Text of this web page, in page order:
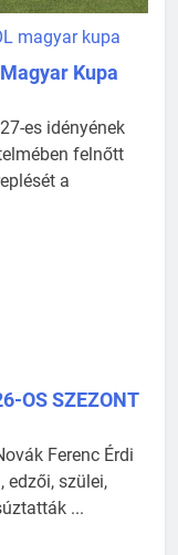
magyar kupa
Kupa
es idényének
felnőtt
a
OS SZEZONT
Ferenc Érdi
edzői, szülei,
...